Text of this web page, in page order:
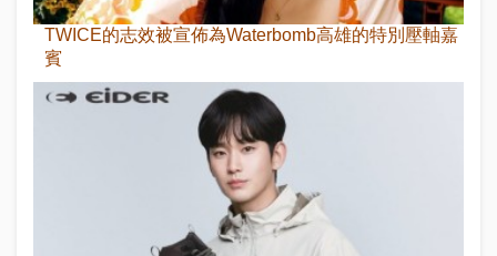
TWICE的志效被宣佈為Waterbomb高雄的特別壓軸嘉
賓